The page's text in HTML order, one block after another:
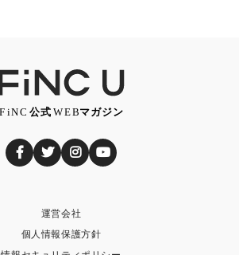
運営会社
個人情報保護方針